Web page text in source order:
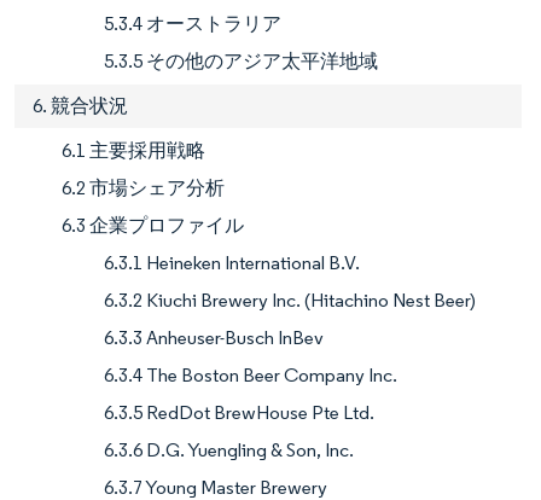
5.3.4 オーストラリア
5.3.5 その他のアジア太平洋地域
6. 競合状況
6.1 主要採用戦略
6.2 市場シェア分析
6.3 企業プロファイル
6.3.1 Heineken International B.V.
6.3.2 Kiuchi Brewery Inc. (Hitachino Nest Beer)
6.3.3 Anheuser-Busch InBev
6.3.4 The Boston Beer Company Inc.
6.3.5 RedDot BrewHouse Pte Ltd.
6.3.6 D.G. Yuengling & Son, Inc.
6.3.7 Young Master Brewery